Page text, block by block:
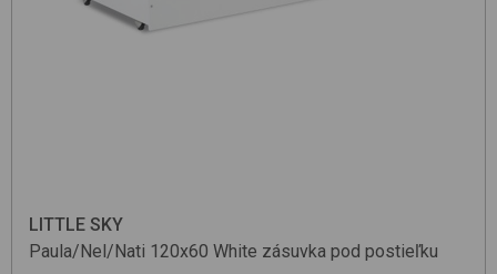
LITTLE SKY
Paula/Nel/Nati 120x60 White zásuvka pod postieľku